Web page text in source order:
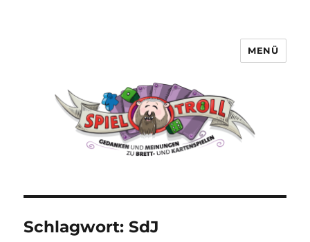
MENÜ
Schlagwort:SdJ